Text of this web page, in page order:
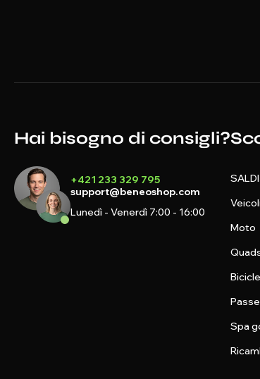
Hai bisogno di consigli?
+421 233 329 795
support@beneoshop.com
Lunedì - Venerdì 7:00 - 16:00
SALDI
Moto
Spa